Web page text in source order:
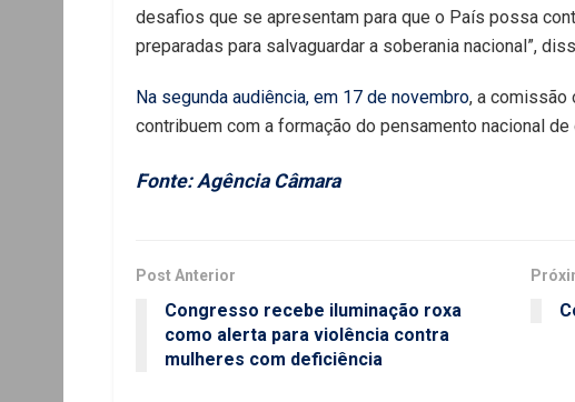
desafios que se apresentam para que o País possa
preparadas para salvaguardar a soberania nacional”,
Na segunda audiência, em 17 de novembro, a comissão
contribuem com a formação do pensamento nacional
Fonte: Agência Câmara
Post Anterior
Congresso recebe iluminação roxa
como alerta para violência contra
mulheres com deficiência